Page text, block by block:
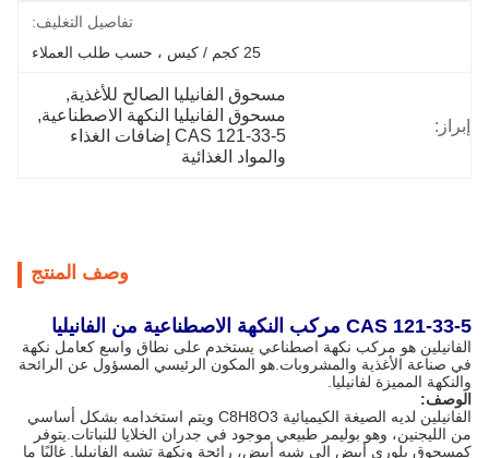
تفاصيل التغليف:
25 كجم / كيس ، حسب طلب العملاء
إبراز:
مسحوق الفانيليا الصالح للأغذية,
مسحوق الفانيليا النكهة الاصطناعية,
CAS 121-33-5 إضافات الغذاء
والمواد الغذائية
وصف المنتج
CAS 121-33-5 مركب النكهة الاصطناعية من الفانيليا
الفانيلين هو مركب نكهة اصطناعي يستخدم على نطاق واسع كعامل نكهة
في صناعة الأغذية والمشروبات.هو المكون الرئيسي المسؤول عن الرائحة
والنكهة المميزة لفانيليا.
الوصف:
الفانيلين لديه الصيغة الكيميائية C8H8O3 ويتم استخدامه بشكل أساسي
من الليجنين، وهو بوليمر طبيعي موجود في جدران الخلايا للنباتات.يتوفر
كمسحوق بلوري أبيض إلى شبه أبيض، رائحة ونكهة تشبه الفانيليا. غالبًا ما